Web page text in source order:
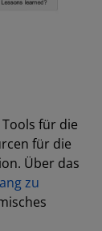
für die
für die
Über das
zu